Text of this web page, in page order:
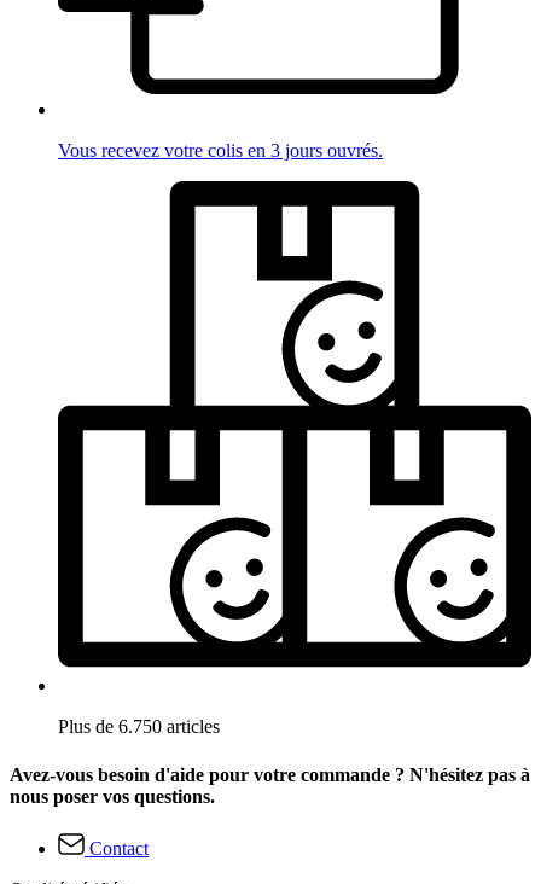
Vous recevez votre colis en 3 jours ouvrés.
Plus de 6.750 articles
Avez-vous besoin d'aide pour votre commande ? N'hésitez pas à
nous poser vos questions.
Contact